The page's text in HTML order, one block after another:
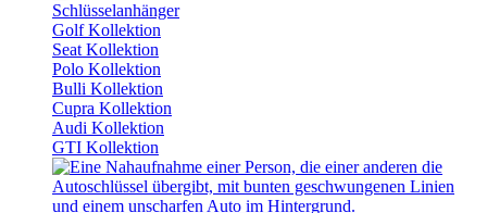
Schlüsselanhänger
Golf Kollektion
Seat Kollektion
Polo Kollektion
Bulli Kollektion
Cupra Kollektion
Audi Kollektion
GTI Kollektion